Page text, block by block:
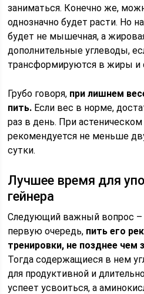
заниматься. Конечно же,
однозначно будет расти. Но
будет не мышечная, а
дополнительные углеводы,
трансформируются в жиры и
Грубо говоря, при лишнем
пить. Если вес в норме,
раз в день. При
рекомендуется не меньше
сутки.
Лучшее время для
гейнера
Следующий важный вопрос –
первую очередь, пить его
тренировки, не позднее чем
Тогда содержащиеся в нем
для продуктивной и
успеет усвоиться, а